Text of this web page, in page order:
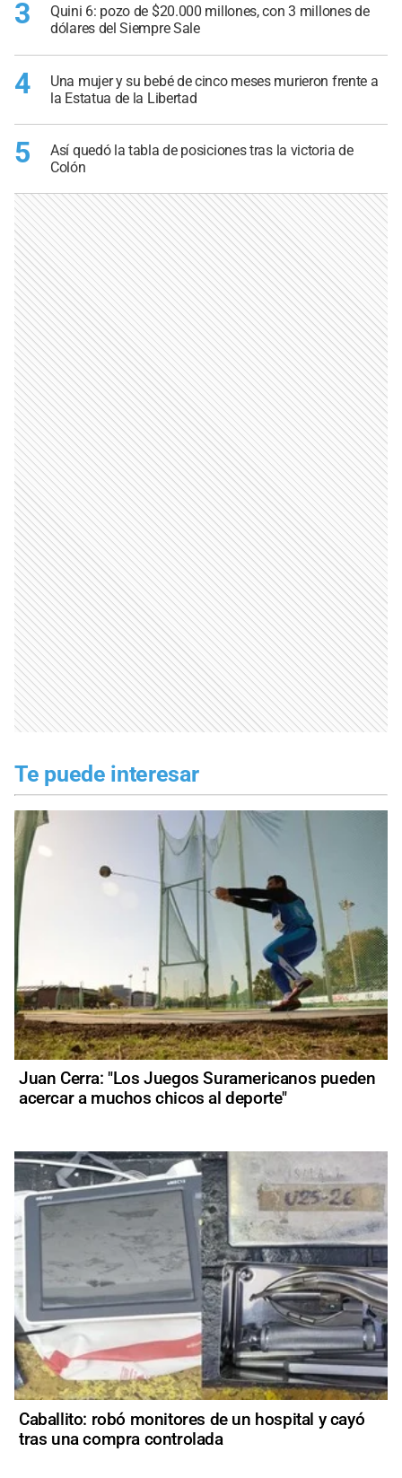
3
Quini 6: pozo de $20.000 millones, con 3 millones de
dólares del Siempre Sale
4
Una mujer y su bebé de cinco meses murieron frente a
la Estatua de la Libertad
5
Así quedó la tabla de posiciones tras la victoria de
Colón
Te puede interesar
Juan Cerra: "Los Juegos Suramericanos pueden
acercar a muchos chicos al deporte"
Caballito: robó monitores de un hospital y cayó
tras una compra controlada